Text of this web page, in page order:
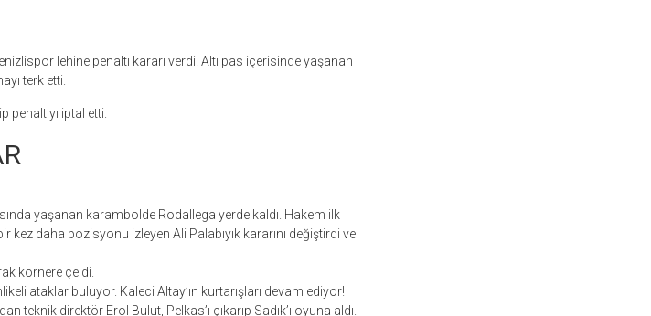
lehine penaltı kararı verdi. Altı pas içerisinde yaşanan
terk etti.
penaltıyı iptal etti.
yaşanan karambolde Rodallega yerde kaldı. Hakem ilk
kez daha pozisyonu izleyen Ali Palabıyık kararını değiştirdi ve
kornere çeldi.
ataklar buluyor. Kaleci Altay’ın kurtarışları devam ediyor!
teknik direktör Erol Bulut, Pelkas’ı çıkarıp Sadık’ı oyuna aldı.